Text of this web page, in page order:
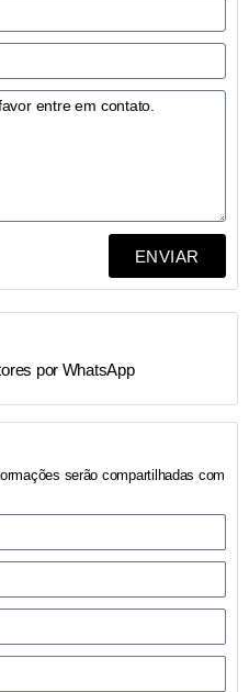
ENVIAR
serão compartilhadas com
por WhatsApp